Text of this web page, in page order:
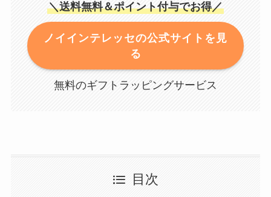
＼送料無料＆ポイント付与でお得／
ノイインテレッセの公式サイトを見
る
無料のギフトラッピングサービス
目次